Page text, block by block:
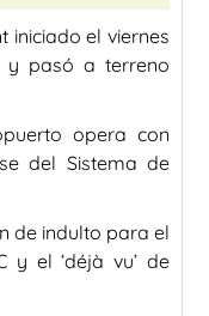
iniciado el viernes
y pasó a terreno
opera con
del Sistema de
de indulto para el
y el ‘déjà vu’ de